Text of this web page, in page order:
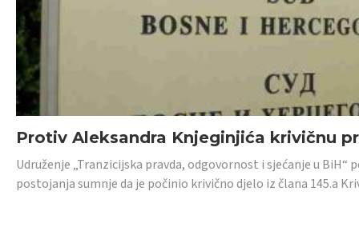
Protiv Aleksandra Knjeginjića krivičnu
Udruženje „Tranzicijska pravda, odgovornost i sjećanje u
postojanja sumnje da je počinio krivično djelo iz člana 145.a